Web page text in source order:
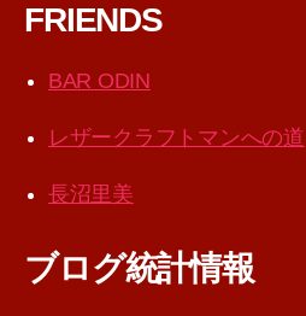
FRIENDS
BAR ODIN
レザークラフトマンへの道
長沼里美
ブログ統計情報